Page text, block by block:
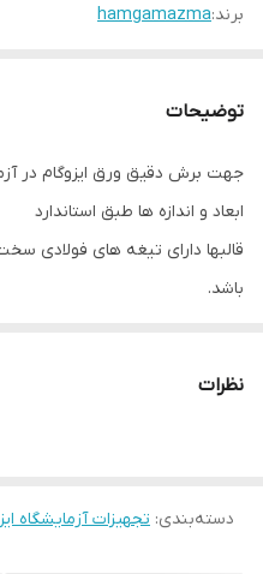
برند:hamgamazma
توضیحات
جهت برش دقیق ورق ایزوگام در
ابعاد و اندازه ها طبق استاندارد
قالبها دارای تیغه های فولادی
باشد.
نظرات
دسته‌بندی: تجهیزات آزمایشگاه